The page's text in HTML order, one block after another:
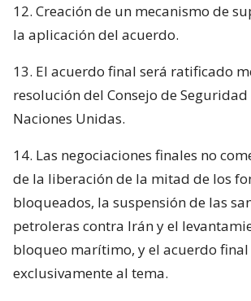
12. Creación de un mecanismo de
la aplicación del acuerdo.
13. El acuerdo final será ratificado
resolución del Consejo de Seguridad
Naciones Unidas.
14. Las negociaciones finales no
de la liberación de la mitad de los
bloqueados, la suspensión de las
petroleras contra Irán y el
bloqueo marítimo, y el acuerdo
exclusivamente al tema.